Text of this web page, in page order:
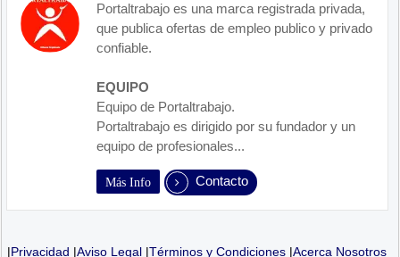
Portaltrabajo es una marca registrada privada,
que publica ofertas de empleo publico y privado
confiable.
EQUIPO
Equipo de Portaltrabajo.
Portaltrabajo es dirigido por su fundador y un
equipo de profesionales...
Más Info Contacto
|Privacidad |Aviso Legal |Términos y Condiciones |Acerca Nosotros